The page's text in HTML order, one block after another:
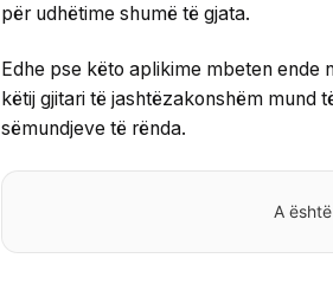
për udhëtime shumë të gjata.
Edhe pse këto aplikime mbeten ende
këtij gjitari të jashtëzakonshëm mund
sëmundjeve të rënda.
A